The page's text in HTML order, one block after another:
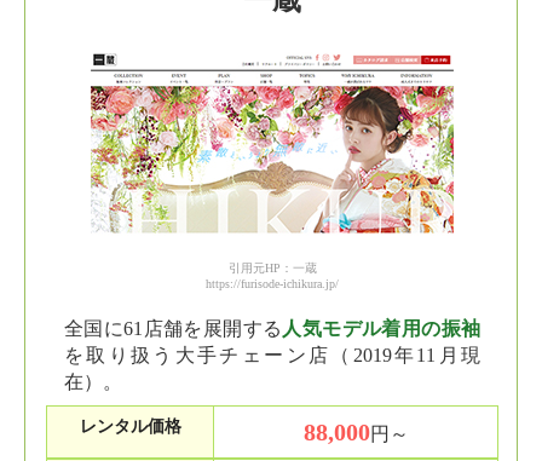
引用元HP：一蔵
https://furisode-ichikura.jp/
全国に61店舗を展開する 人気モデル着用の振袖
を取り扱う大手チェーン店（2019年11月現
在）。
レンタル価格 88,000円～